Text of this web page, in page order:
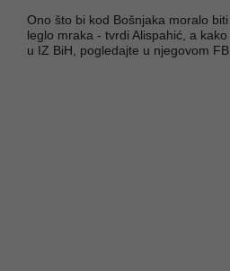
Ono što bi kod Bošnjaka moralo
leglo mraka - tvrdi Alispahić, a
u IZ BiH, pogledajte u njegovom FB